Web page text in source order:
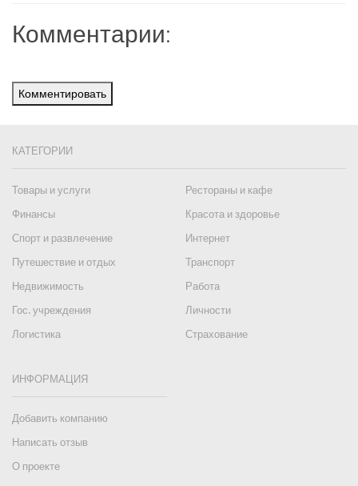
Комментарии:
Комментировать
КАТЕГОРИИ
Товары и услуги
Рестораны и кафе
Финансы
Красота и здоровье
Спорт и развлечение
Интернет
Путешествие и отдых
Транспорт
Недвижимость
Работа
Гос. учреждения
Личности
Логистика
Страхование
ИНФОРМАЦИЯ
Добавить компанию
Написать отзыв
О проекте